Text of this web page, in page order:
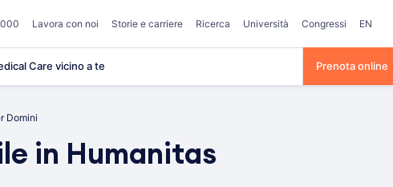
Lavora con noi Storie e carriere Ricerca Università Congressi EN
Care vicino a te Prenota online
Domini
in Humanitas